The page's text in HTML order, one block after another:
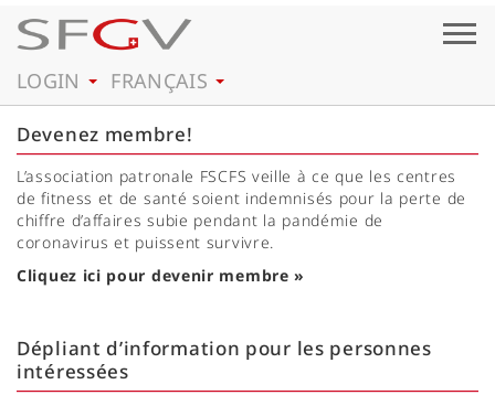
LOGIN FRANÇAIS
Devenez membre!
L’association patronale FSCFS veille à ce que les centres
de fitness et de santé soient indemnisés pour la perte de
chiffre d’affaires subie pendant la pandémie de
coronavirus et puissent survivre.
Cliquez ici pour devenir membre »
Dépliant d’information pour les personnes
intéressées